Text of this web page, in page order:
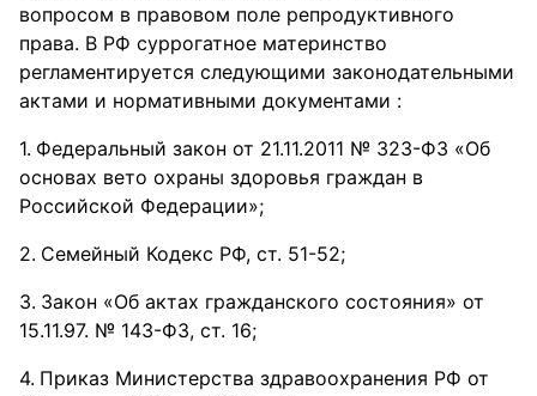
вопросом в правовом поле репродуктивного
права. В РФ суррогатное материнство
регламентируется следующими законодательными
актами и нормативными документами :
Федеральный закон от 21.11.2011 № 323-ФЗ «Об
основах вето охраны здоровья граждан в
Российской Федерации»;
Семейный Кодекс РФ, ст. 51-52;
Закон «Об актах гражданского состояния» от
15.11.97. № 143-ФЗ, ст. 16;
Приказ Министерства здравоохранения РФ от